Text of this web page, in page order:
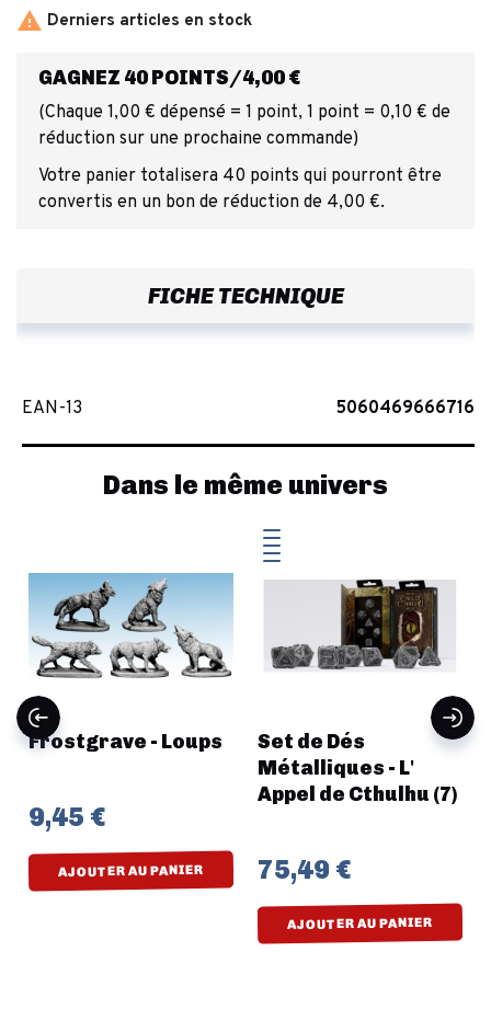
 Derniers articles en stock
GAGNEZ 40 POINTS/4,00 €
(Chaque 1,00 € dépensé = 1 point, 1 point = 0,10 € de
réduction sur une prochaine commande)
Votre panier totalisera 40 points qui pourront être
convertis en un bon de réduction de 4,00 €.
FICHE TECHNIQUE
EAN-13 5060469666716
Dans le même univers
Frostgrave - Loups
9,45 €
AJOUTER AU PANIER
Set de Dés
Métalliques - L'
Appel de Cthulhu (7)
75,49 €
AJOUTER AU PANIER